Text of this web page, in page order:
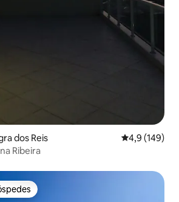
dos Reis 4,9 de uma
4,9 (149)
Ribeira
dos hóspedes